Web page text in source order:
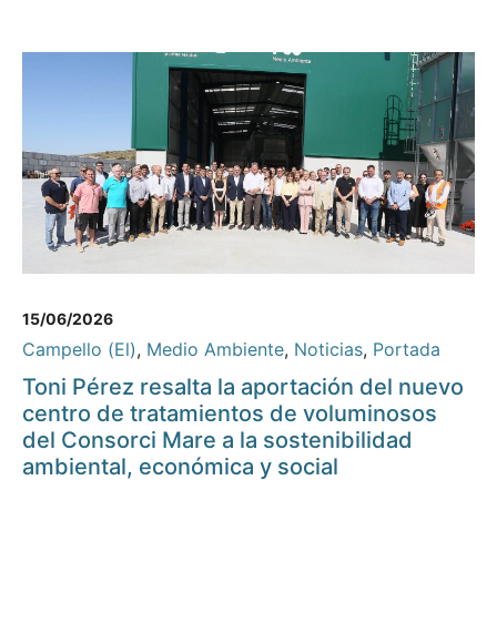
15/06/2026
Campello (El), Medio Ambiente, Noticias, Portada
Toni Pérez resalta la aportación del nuevo
centro de tratamientos de voluminosos
del Consorci Mare a la sostenibilidad
ambiental, económica y social